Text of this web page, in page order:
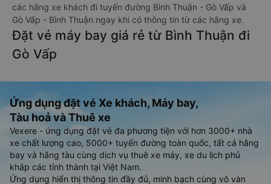
các hãng xe khách đi tuyến đường Bình Thuận - Gò Vấp và
Gò Vấp - Bình Thuận ngay khi có thông tin từ các hãng xe.
Đặt vé máy bay giá rẻ từ Bình Thuận đi
Gò Vấp
Ứng dụng đặt vé Xe khách, Máy bay,
Tàu hoả và Thuê xe
Vexere - ứng dụng đặt vé đa phương tiện với hơn 3000+ nhà
xe chất lượng cao, 5000+ tuyến đường toàn quốc, tất cả hãng
bay và hãng tàu cùng dịch vụ thuê xe máy, xe du lịch phủ
khắp các tỉnh thành tại Việt Nam.
Ứng dụng hiển thị thông tin đầy đủ, minh bạch cùng vô vàn